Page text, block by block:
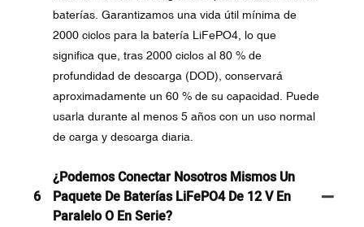
baterías. Garantizamos una vida útil mínima de
2000 ciclos para la batería LiFePO4, lo que
significa que, tras 2000 ciclos al 80 % de
profundidad de descarga (DOD), conservará
aproximadamente un 60 % de su capacidad. Puede
usarla durante al menos 5 años con un uso normal
de carga y descarga diaria.
6
¿Podemos Conectar Nosotros Mismos Un
Paquete De Baterías LiFePO4 De 12 V En
Paralelo O En Serie?